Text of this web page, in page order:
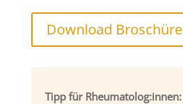
Download Broschüre
Tipp für Rheumatolog:innen: